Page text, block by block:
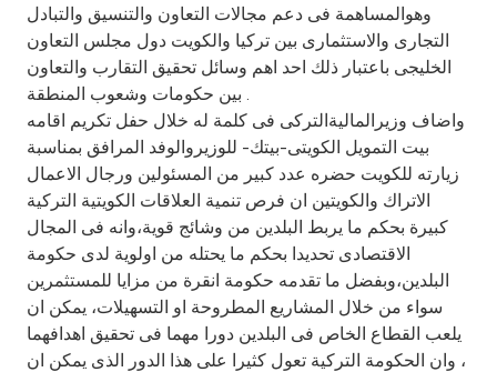
Germany
Malaysia
Turkey
Egypt
UK
Kingdom of Bahrain
وهوالمساهمة فى دعم مجالات التعاون والتنسيق والتبادل
التجارى والاستثمارى بين تركيا والكويت دول مجلس التعاون
الخليجى باعتبار ذلك احد اهم وسائل تحقيق التقارب والتعاون
بين حكومات وشعوب المنطقة .
واضاف وزيرالماليةالتركى فى كلمة له خلال حفل تكريم اقامه
بيت التمويل الكويتى-بيتك- للوزيروالوفد المرافق بمناسبة
زيارته للكويت حضره عدد كبير من المسئولين ورجال الاعمال
الاتراك والكويتين ان فرص تنمية العلاقات الكويتية التركية
كبيرة بحكم ما يربط البلدين من وشائج قوية،وانه فى المجال
الاقتصادى تحديدا بحكم ما يحتله من اولوية لدى حكومة
البلدين،وبفضل ما تقدمه حكومة انقرة من مزايا للمستثمرين
سواء من خلال المشاريع المطروحة او التسهيلات، يمكن ان
يلعب القطاع الخاص فى البلدين دورا مهما فى تحقيق اهدافهما
، وان الحكومة التركية تعول كثيرا على هذا الدور الذى يمكن ان